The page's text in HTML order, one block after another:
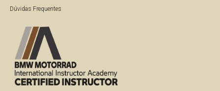
Dúvidas Frequentes